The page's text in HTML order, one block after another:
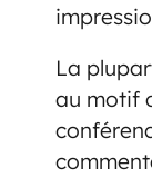
La
au motif